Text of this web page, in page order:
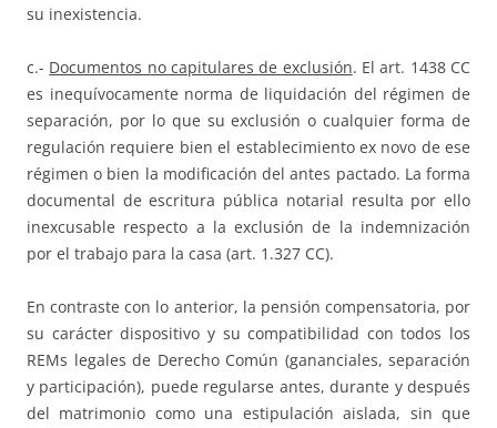
su inexistencia.
c.- Documentos no capitulares de exclusión. El art. 1438 CC
es inequívocamente norma de liquidación del régimen de
separación, por lo que su exclusión o cualquier forma de
regulación requiere bien el establecimiento ex novo de ese
régimen o bien la modificación del antes pactado. La forma
documental de escritura pública notarial resulta por ello
inexcusable respecto a la exclusión de la indemnización
por el trabajo para la casa (art. 1.327 CC).
En contraste con lo anterior, la pensión compensatoria, por
su carácter dispositivo y su compatibilidad con todos los
REMs legales de Derecho Común (gananciales, separación
y participación), puede regularse antes, durante y después
del matrimonio como una estipulación aislada, sin que